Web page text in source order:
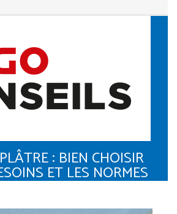
: BIEN CHOISIR
ET LES NORMES